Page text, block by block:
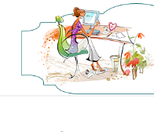
para
conteúdo